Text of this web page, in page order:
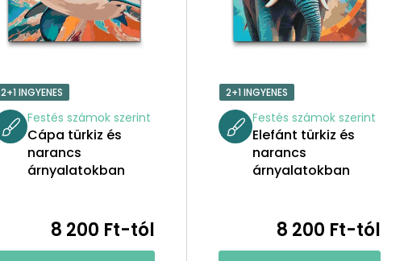
2+1 INGYENES
Festés számok szerint
Cápa türkiz és
narancs
árnyalatokban
8 200 Ft-tól
2+1 INGYENES
Festés számok szerint
Elefánt türkiz és
narancs
árnyalatokban
8 200 Ft-tól